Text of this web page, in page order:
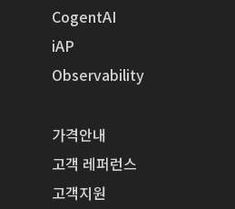
CogentAI
iAP
Observability
가격안내
고객 레퍼런스
고객지원